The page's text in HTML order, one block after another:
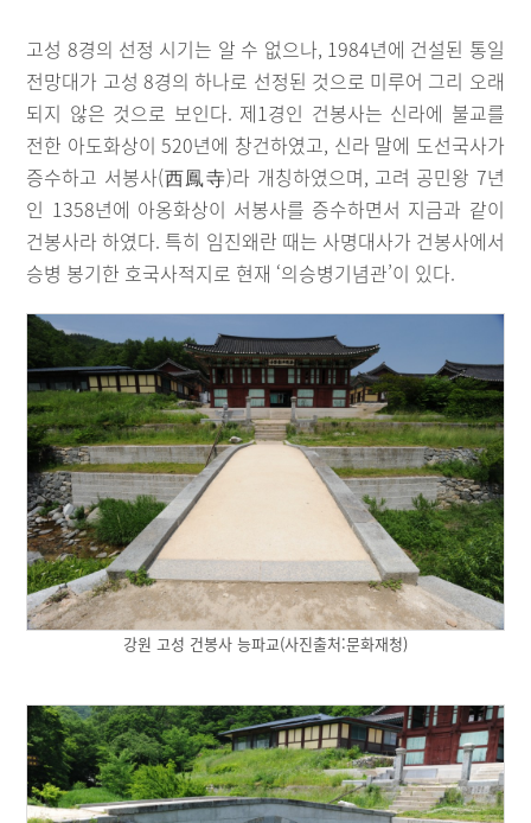
고성 8경의 선정 시기는 알 수 없으나, 1984년에 건설된 통일
전망대가 고성 8경의 하나로 선정된 것으로 미루어 그리 오래
되지 않은 것으로 보인다. 제1경인 건봉사는 신라에 불교를
전한 아도화상이 520년에 창건하였고, 신라 말에 도선국사가
증수하고 서봉사(西鳳寺)라 개칭하였으며, 고려 공민왕 7년
인 1358년에 아옹화상이 서봉사를 증수하면서 지금과 같이
건봉사라 하였다. 특히 임진왜란 때는 사명대사가 건봉사에서
승병 봉기한 호국사적지로 현재 ‘의승병기념관’이 있다.
강원 고성 건봉사 능파교(사진출처:문화재청)